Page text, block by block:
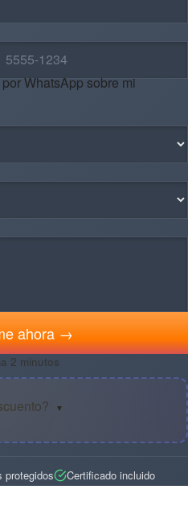
WhatsApp sobre mi
ahora →
2 minutos
▼
protegidos Certificado incluido